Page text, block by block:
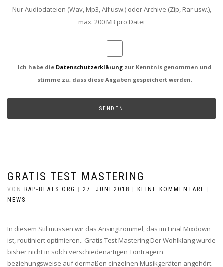
Nur Audiodateien (Wav, Mp3, Aif usw.) oder Archive (Zip, Rar usw.),
max. 200 MB pro Datei
Ich habe die Datenschutzerklärung zur Kenntnis genommen und
stimme zu, dass diese Angaben gespeichert werden.
GRATIS TEST MASTERING
VON RAP-BEATS.ORG 27. JUNI 2018 KEINE KOMMENTARE
NEWS
In diesem Stil müssen wir das Ansingtrommel, das im Final Mixdown
ist, routiniert optimieren.. Gratis Test Mastering Der Wohlklang wurde
bisher nicht in solch verschiedenartigen Tonträgern
beziehungsweise auf dermaßen einzelnen Musikgeräten angehört.